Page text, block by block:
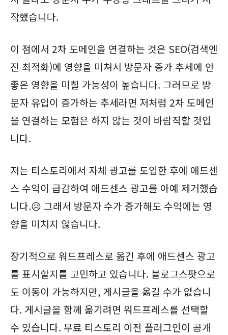
작했습니다.
이 점에서 2차 도메인을 연결하는 것은 SEO(검색엔
진 최적화)에 영향을 미쳐서 방문자 증가 추세에 안
좋은 영향을 미칠 가능성이 높습니다. 그러므로 방
문자 유입이 증가하는 추세라면 저처럼 2차 도메인
을 연결하는 모험은 하지 않는 것이 바람직할 것입
니다.
저는 티스토리에서 자체 광고를 도입한 후에 애드센
스 수익이 급감하여 애드센스 광고를 아예 제거했습
니다.😥 그래서 방문자 수가 증가해도 수익에는 영
향을 미치지 않습니다.
장기적으로 워드프레스로 옮긴 후에 애드센스 광고
를 표시할지를 고민하고 있습니다. 블로그스팟으로
도 이동이 가능하지만, 게시글을 옮길 수가 없습니
다. 게시글을 함께 옮기려면 워드프레스를 선택할
수 있습니다. 무료 티스토리 이전 플러그인이 공개